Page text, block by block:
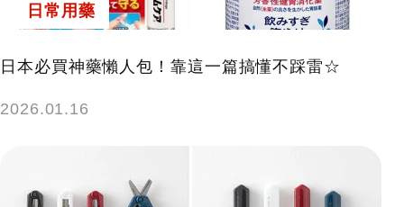
日常用藥
日本必買神藥懶人包！靠這一篇搞懂不踩雷☆
2026.01.16